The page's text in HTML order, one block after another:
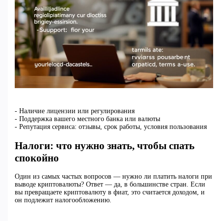
- Наличие лицензии или регулирования
- Поддержка вашего местного банка или валюты
- Репутация сервиса: отзывы, срок работы, условия пользования
Налоги: что нужно знать, чтобы спать
спокойно
Один из самых частых вопросов — нужно ли платить налоги при
выводе криптовалюты? Ответ — да, в большинстве стран. Если
вы превращаете криптовалюту в фиат, это считается доходом, и
он подлежит налогообложению.